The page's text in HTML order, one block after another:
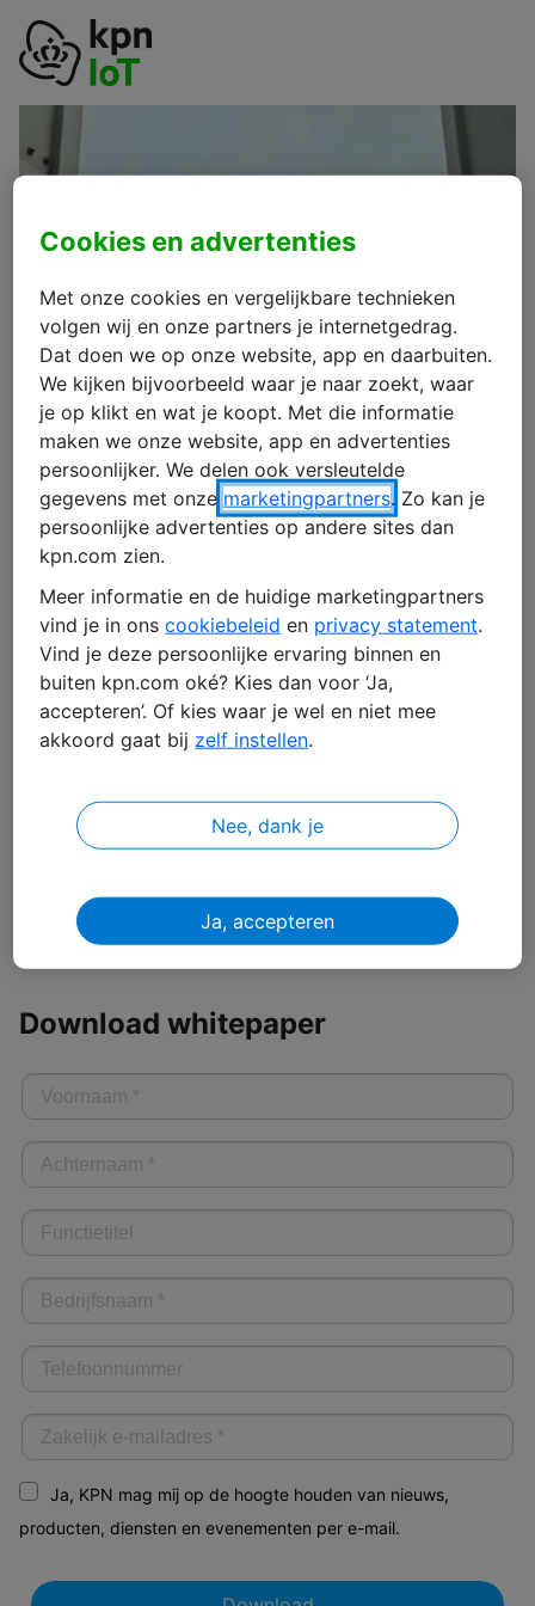
Van zoeken naar sturen:
grip op je supply chain
In het whitepaper “Van zoeken naar sturen
besparen. Je ontdekt hoe je:
Verspilling terugdringt
Betere keuzes neemt met realtime data
Download whitepaper
Ja, KPN mag mij op de hoogte houden van nieuws,
producten, diensten en evenementen per e-mail.
Cookies en advertenties
Met onze cookies en vergelijkbare technieken
volgen wij en onze partners je internetgedrag.
Dat doen we op onze website, app en daarbuiten.
We kijken bijvoorbeeld waar je naar zoekt, waar
je op klikt en wat je koopt. Met die informatie
maken we onze website, app en advertenties
persoonlijker. We delen ook versleutelde
gegevens met onze marketingpartners. Zo kan je
persoonlijke advertenties op andere sites dan
kpn.com zien.
Meer informatie en de huidige marketingpartners
vind je in ons cookiebeleid en privacy statement.
Vind je deze persoonlijke ervaring binnen en
buiten kpn.com oké? Kies dan voor ‘Ja,
accepteren’. Of kies waar je wel en niet mee
akkoord gaat bij zelf instellen.
Nee, dank je
Ja, accepteren